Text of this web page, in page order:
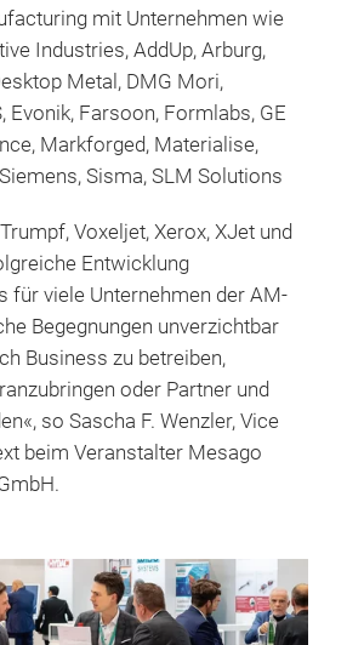
mit Unternehmen wie
Industries, AddUp, Arburg,
Metal, DMG Mori,
Evonik, Farsoon, Formlabs, GE
Markforged, Materialise,
Sisma, SLM Solutions
Voxeljet, Xerox, XJet und
Entwicklung
für viele Unternehmen der AM-
Begegnungen unverzichtbar
Business zu betreiben,
oder Partner und
so Sascha F. Wenzler, Vice
beim Veranstalter Mesago